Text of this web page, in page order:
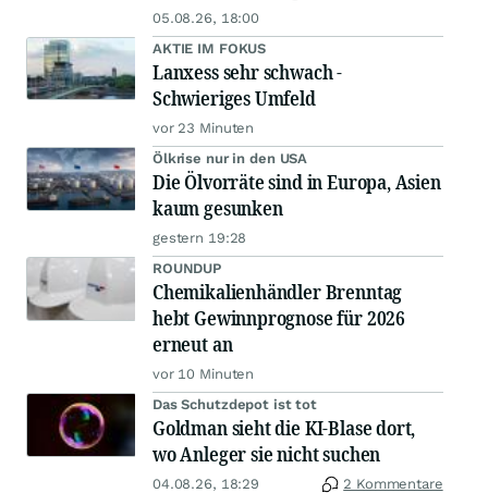
05.08.26, 18:00
AKTIE IM FOKUS
Lanxess sehr schwach -
Schwieriges Umfeld
vor 23 Minuten
Ölkrise nur in den USA
Die Ölvorräte sind in Europa, Asien
kaum gesunken
gestern 19:28
ROUNDUP
Chemikalienhändler Brenntag
hebt Gewinnprognose für 2026
erneut an
vor 10 Minuten
Das Schutzdepot ist tot
Goldman sieht die KI-Blase dort,
wo Anleger sie nicht suchen
04.08.26, 18:29 2 Kommentare